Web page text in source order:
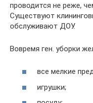
проводится не реже,
Существуют
обслуживают ДОУ.
Вовремя ген. уборки
все мелкие
игрушки;